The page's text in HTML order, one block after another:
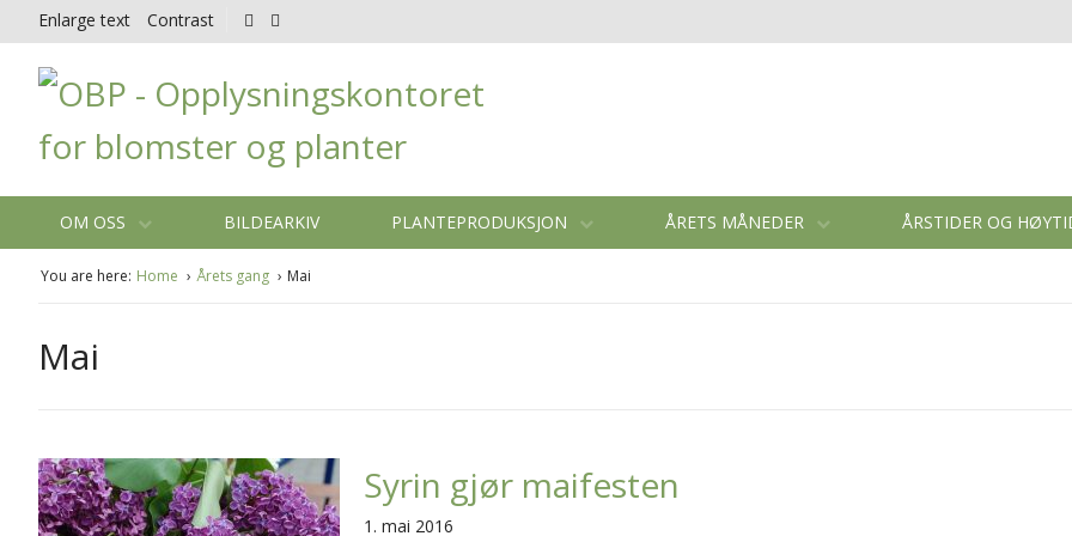
Enlarge text Contrast
OM OSS BILDEARKIV PLANTEPRODUKSJON ÅRETS MÅNEDER ÅRSTIDER OG
You are here: Home Årets gang Mai
Mai
Syrin gjør maifesten
1. mai 2016